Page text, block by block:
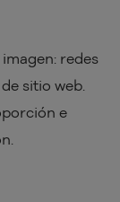
redes
sitio web.
e